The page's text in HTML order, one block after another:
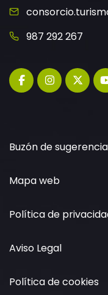
987 292 267
Buzón de
Mapa web
Política de
Aviso Legal
Política de cookies